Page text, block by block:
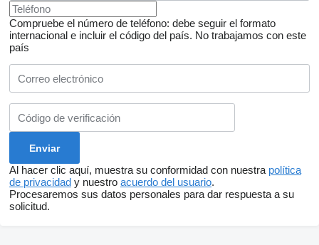
Compruebe el número de teléfono: debe seguir el formato
internacional e incluir el código del país. No trabajamos con este
país
Al hacer clic aquí, muestra su conformidad con nuestra política
de privacidad y nuestro acuerdo del usuario.
Procesaremos sus datos personales para dar respuesta a su
solicitud.